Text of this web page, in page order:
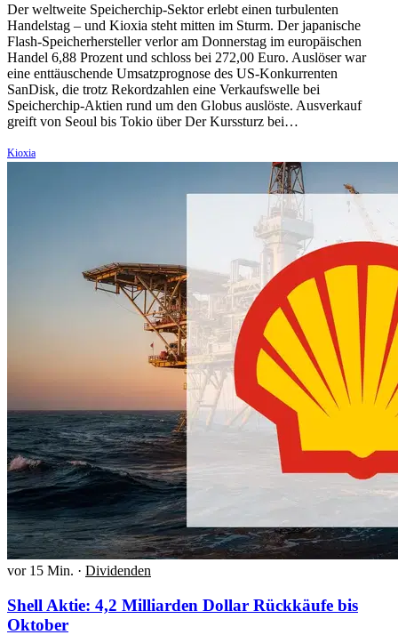
Der weltweite Speicherchip-Sektor erlebt einen turbulenten
Handelstag – und Kioxia steht mitten im Sturm. Der japanische
Flash-Speicherhersteller verlor am Donnerstag im europäischen
Handel 6,88 Prozent und schloss bei 272,00 Euro. Auslöser war
eine enttäuschende Umsatzprognose des US-Konkurrenten
SanDisk, die trotz Rekordzahlen eine Verkaufswelle bei
Speicherchip-Aktien rund um den Globus auslöste. Ausverkauf
greift von Seoul bis Tokio über Der Kurssturz bei…
Kioxia
vor 15 Min. · Dividenden
Shell Aktie: 4,2 Milliarden Dollar Rückkäufe bis
Oktober